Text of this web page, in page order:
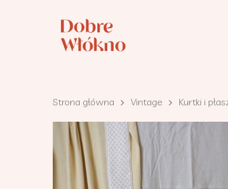
Strona główna Vintage Kurtki i